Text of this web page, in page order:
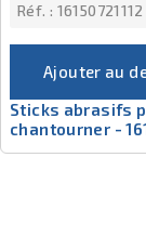
Réf. : 16150721112
Ajouter au
Sticks abrasifs
chantourner -